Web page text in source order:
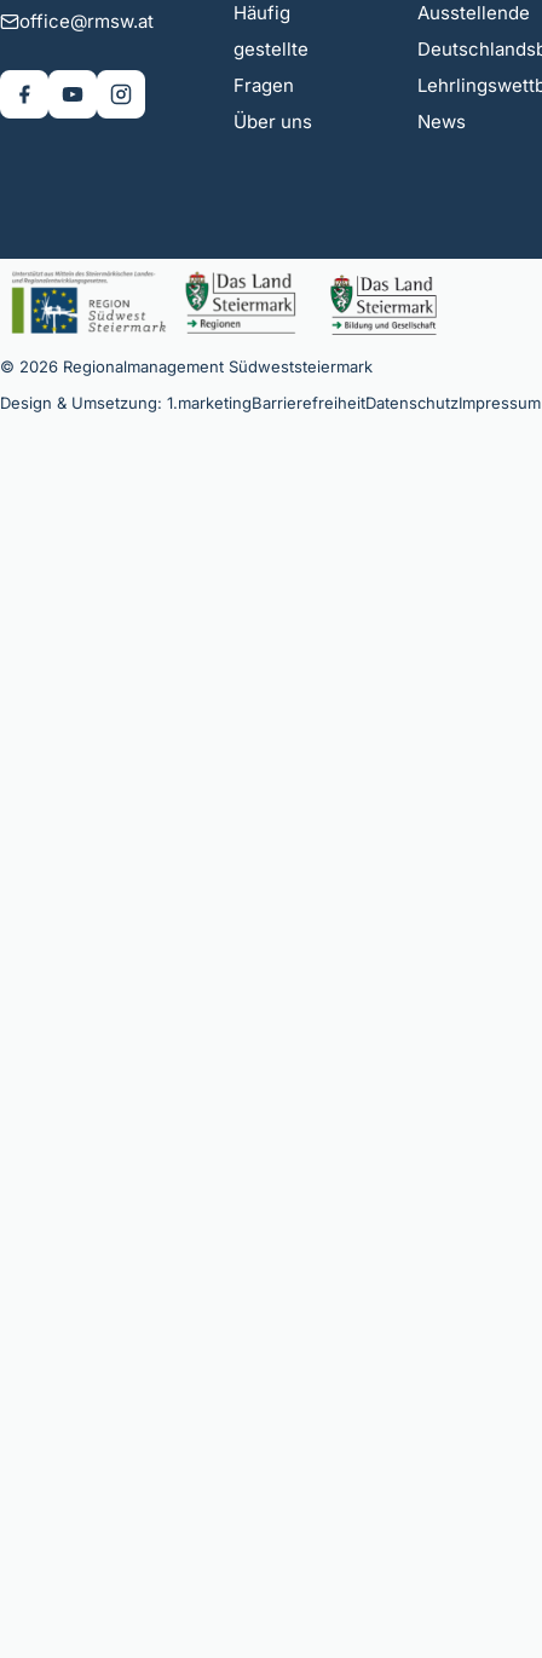
office@rmsw.at
Häufig
gestellte
Fragen
Über uns
Ausstellende
News
© 2026 Regionalmanagement Südweststeiermark
Design & Umsetzung: 1.marketingBarrierefreiheitDatenschutzImpressum